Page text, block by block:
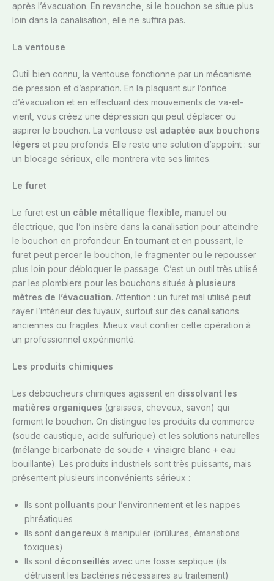
après l’évacuation. En revanche, si le bouchon se situe plus
loin dans la canalisation, elle ne suffira pas.
La ventouse
Outil bien connu, la ventouse fonctionne par un mécanisme
de pression et d’aspiration. En la plaquant sur l’orifice
d’évacuation et en effectuant des mouvements de va-et-
vient, vous créez une dépression qui peut déplacer ou
aspirer le bouchon. La ventouse est adaptée aux bouchons
légers et peu profonds. Elle reste une solution d’appoint : sur
un blocage sérieux, elle montrera vite ses limites.
Le furet
Le furet est un câble métallique flexible , manuel ou
électrique, que l’on insère dans la canalisation pour atteindre
le bouchon en profondeur. En tournant et en poussant, le
furet peut percer le bouchon, le fragmenter ou le repousser
plus loin pour débloquer le passage. C’est un outil très utilisé
par les plombiers pour les bouchons situés à plusieurs
mètres de l’évacuation. Attention : un furet mal utilisé peut
rayer l’intérieur des tuyaux, surtout sur des canalisations
anciennes ou fragiles. Mieux vaut confier cette opération à
un professionnel expérimenté.
Les produits chimiques
Les déboucheurs chimiques agissent en dissolvant les
matières organiques (graisses, cheveux, savon) qui
forment le bouchon. On distingue les produits du commerce
(soude caustique, acide sulfurique) et les solutions naturelles
(mélange bicarbonate de soude + vinaigre blanc + eau
bouillante). Les produits industriels sont très puissants, mais
présentent plusieurs inconvénients sérieux :
Ils sont polluants pour l’environnement et les nappes
phréatiques
Ils sont dangereux à manipuler (brûlures, émanations
toxiques)
Ils sont déconseillés avec une fosse septique (ils
détruisent les bactéries nécessaires au traitement)